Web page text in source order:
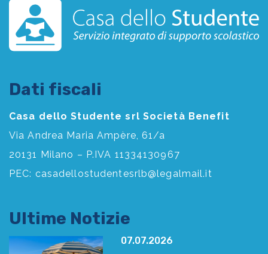
Dati fiscali
Casa dello Studente srl Società Benefit
Via Andrea Maria Ampère, 61/a
20131 Milano – P.IVA 11334130967
PEC: casadellostudentesrlb@legalmail.it
Ultime Notizie
07.07.2026